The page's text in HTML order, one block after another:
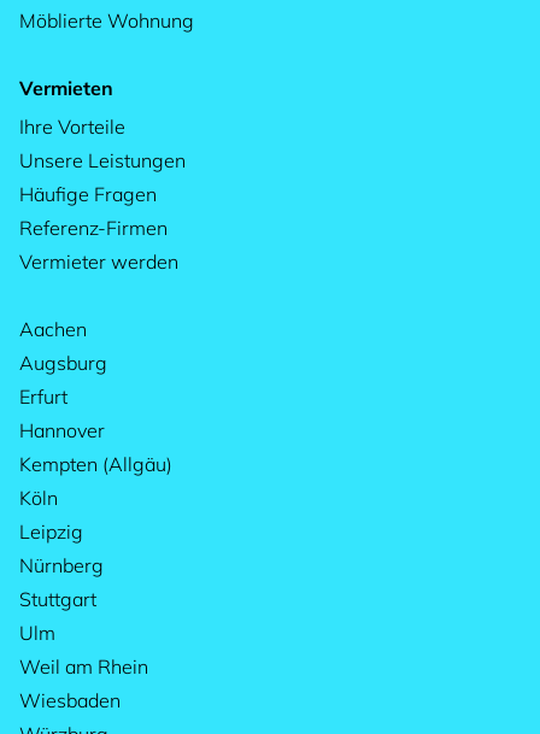
Möblierte Wohnung
Vermieten
Ihre Vorteile
Unsere Leistungen
Häufige Fragen
Referenz-Firmen
Vermieter werden
Aachen
Augsburg
Erfurt
Hannover
Kempten (Allgäu)
Köln
Leipzig
Nürnberg
Stuttgart
Ulm
Weil am Rhein
Wiesbaden